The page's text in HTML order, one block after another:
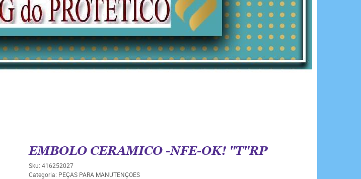
EMBOLO CERAMICO -NFE-OK! "T"RP
Sku: 416252027
Categoria: PEÇAS PARA MANUTENÇOES